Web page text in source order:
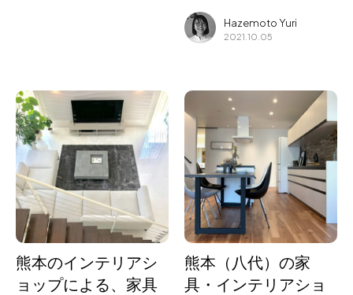
Hazemoto Yuri
2021.10.05
熊本のインテリアシ
ョップによる、家具
熊本（八代）の家
具・インテリアショ